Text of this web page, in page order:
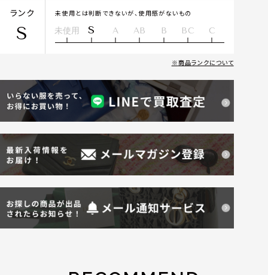
ランク
S
未使用とは判断できないが、使用感がないもの
未使用 S A AB B BC C
商品ランクについて